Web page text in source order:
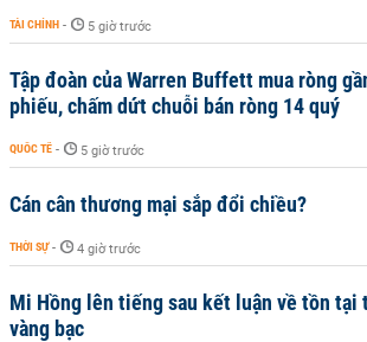
TÀI CHÍNH - 5 giờ trước
Tập đoàn của Warren Buffett mua ròng
phiếu, chấm dứt chuỗi bán ròng 14 quý
QUỐC TẾ - 5 giờ trước
Cán cân thương mại sắp đổi chiều?
THỜI SỰ - 4 giờ trước
Mi Hồng lên tiếng sau kết luận về tồn tại
vàng bạc